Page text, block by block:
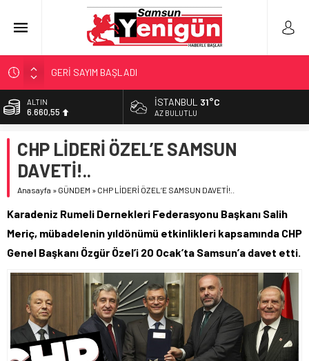
GERİ SAYIM BAŞLADI
SAMSUNSPOR’DA HEDEF 5’İNCİLİK!
‘BAFRA’YA YATIRIM YAPIN!’
YÖNETİCİ SEÇERKEN YAPILAN EN BÜYÜK HATALAR
BİST
13.779,39
47,7111
EURO
55,1881
6.660,55
İSTANBUL 31°C
AZ BULUTLU
CHP LİDERİ ÖZEL’E SAMSUN
DAVETİ!..
Anasayfa » GÜNDEM » CHP LİDERİ ÖZEL’E SAMSUN DAVETİ!..
Karadeniz Rumeli Dernekleri Federasyonu Başkanı Salih
Meriç, mübadelenin yıldönümü etkinlikleri kapsamında CHP
Genel Başkanı Özgür Özel’i 20 Ocak’ta Samsun’a davet etti.